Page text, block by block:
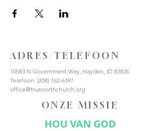
ADRES/TELEFOON
10583 N Government Way, Hayden, ID 83835
Telefoon: (208) 762-6397
office@truenorthchurch.org
ONZE MISSIE
HOU VAN GOD